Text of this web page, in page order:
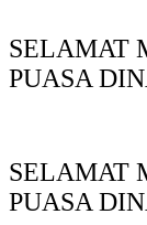
SELAMAT
PUASA
SELAMAT
PUASA